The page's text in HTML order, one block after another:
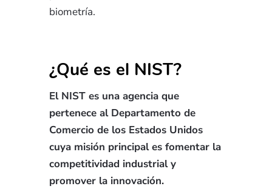
biometría.
¿Qué es el NIST?
El NIST es una agencia que
pertenece al Departamento de
Comercio de los Estados Unidos
cuya misión principal es fomentar la
competitividad industrial y
promover la innovación.